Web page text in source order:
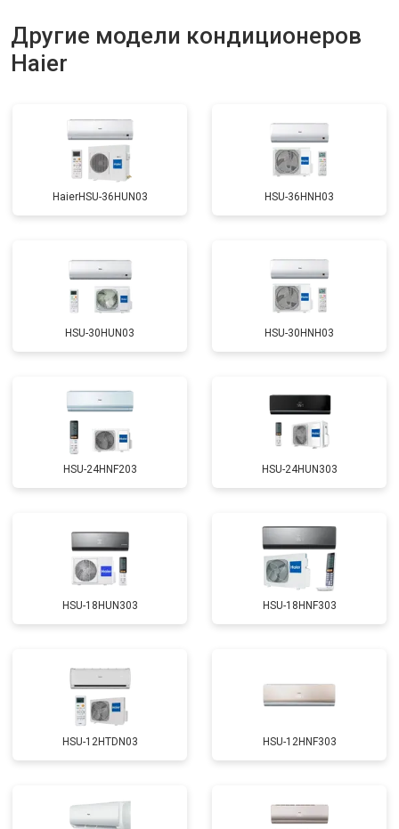
Другие модели кондиционеров
Haier
HaierHSU-36HUN03 HSU-36HNH03
HSU-30HUN03 HSU-30HNH03
HSU-24HNF203 HSU-24HUN303
HSU-18HUN303 HSU-18HNF303
HSU-12HTDN03 HSU-12HNF303